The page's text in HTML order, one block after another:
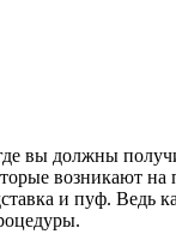
вы должны
возникают на
и пуф. Ведь